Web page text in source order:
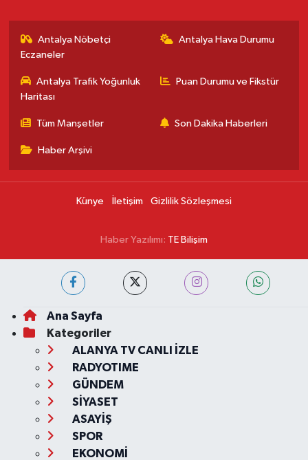
Antalya Nöbetçi
Eczaneler
Antalya Hava Durumu
Antalya Trafik Yoğunluk
Haritası
Puan Durumu ve Fikstür
Tüm Manşetler Son Dakika Haberleri
Haber Arşivi
Künye İletişim Gizlilik Sözleşmesi
Haber Yazılımı: TE Bilişim
Ana Sayfa
Kategoriler
ALANYA TV CANLI İZLE
RADYOTIME
GÜNDEM
SİYASET
ASAYİŞ
SPOR
EKONOMİ